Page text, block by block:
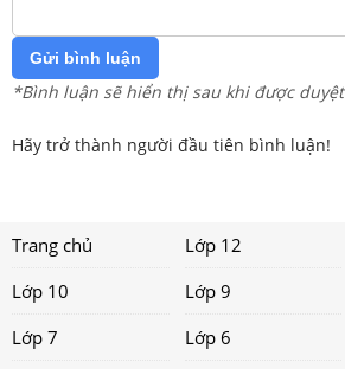
Gửi bình luận
*Bình luận sẽ hiển thị sau khi được duyệt
Hãy trở thành người đầu tiên bình luận!
Trang chủ Lớp 12
Lớp 10
Lớp 9
Lớp 7
Lớp 6